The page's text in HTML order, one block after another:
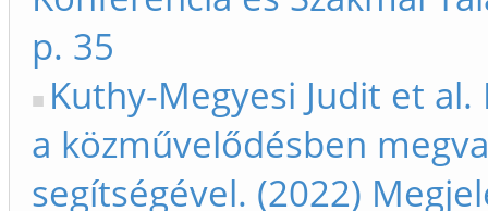
p. 35
Kuthy-Megyesi Judit et
a közművelődésben
segítségével. (2022)